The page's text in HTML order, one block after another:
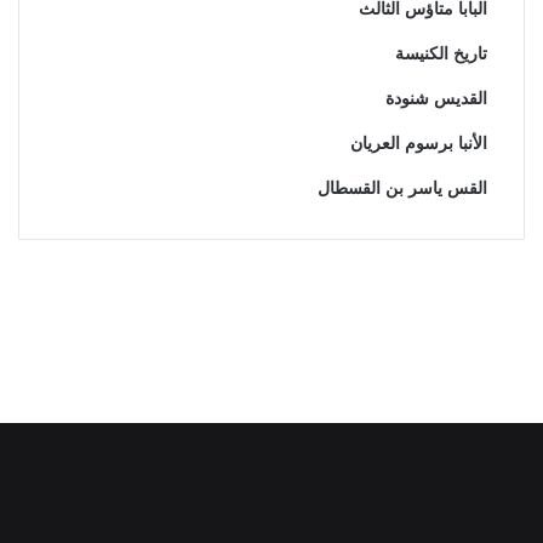
البابا متاؤس الثالث
تاريخ الكنيسة
القديس شنودة
الأنبا برسوم العريان
القس ياسر بن القسطال